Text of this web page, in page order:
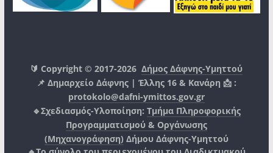
🔰 Copyright © 2017-2026Δήμος Δάφνης-Υμηττού
📌 Δημαρχείο Δάφνης | Έλλης 16 & Κανάρη 📩 :
protokolo@dafni-ymittos.gov.gr
🔹Σχεδιασμός-Υλοποίηση: Τμήμα Πληροφορικής
Προγραμματισμού & Οργάνωσης
(Μηχανογράφηση) Δήμου Δάφνης-Υμηττού